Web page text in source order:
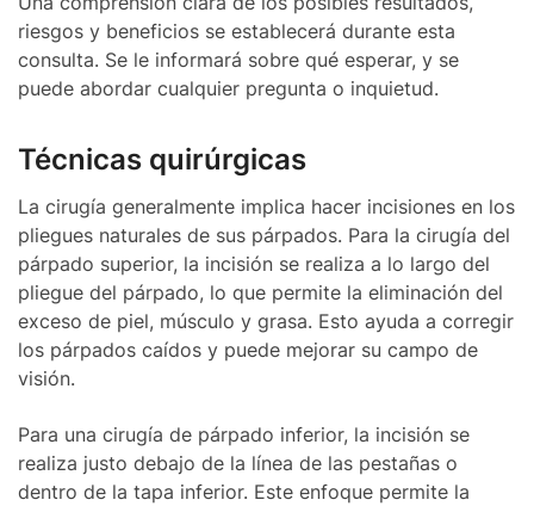
riesgos y beneficios se establecerá durante esta
consulta. Se le informará sobre qué esperar, y se
puede abordar cualquier pregunta o inquietud.
Técnicas quirúrgicas
La cirugía generalmente implica hacer incisiones en los
pliegues naturales de sus párpados. Para la cirugía del
párpado superior, la incisión se realiza a lo largo del
pliegue del párpado, lo que permite la eliminación del
exceso de piel, músculo y grasa. Esto ayuda a corregir
los párpados caídos y puede mejorar su campo de
visión.
Para una cirugía de párpado inferior, la incisión se
realiza justo debajo de la línea de las pestañas o
dentro de la tapa inferior. Este enfoque permite la